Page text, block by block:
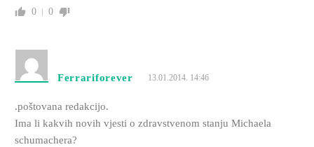
0 0
Ferrariforever 13.01.2014. 14:46
.poštovana redakcijo.
Ima li kakvih novih vjesti o zdravstvenom stanju Michaela
schumachera?